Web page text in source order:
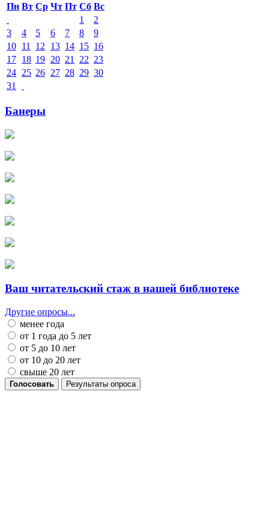
Пн Вт Ср Чт Пт Сб Вс
1
2
3
4 5 6 7 8
9
10 11 12 13 14 15 16
17 18 19 20 21 22 23
24 25 26 27 28 29 30
31
Банеры
Ваш читательский стаж в нашей библиотеке
Другие опросы...
менее года
от 1 года до 5 лет
от 5 до 10 лет
от 10 до 20 лет
свыше 20 лет
Голосовать Результаты опроса